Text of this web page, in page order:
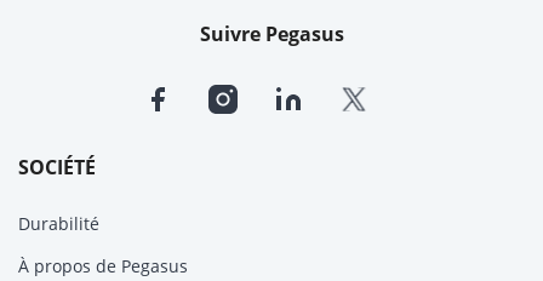
SOCIÉTÉ
Durabilité
À propos de Pegasus
Suivre Pegasus